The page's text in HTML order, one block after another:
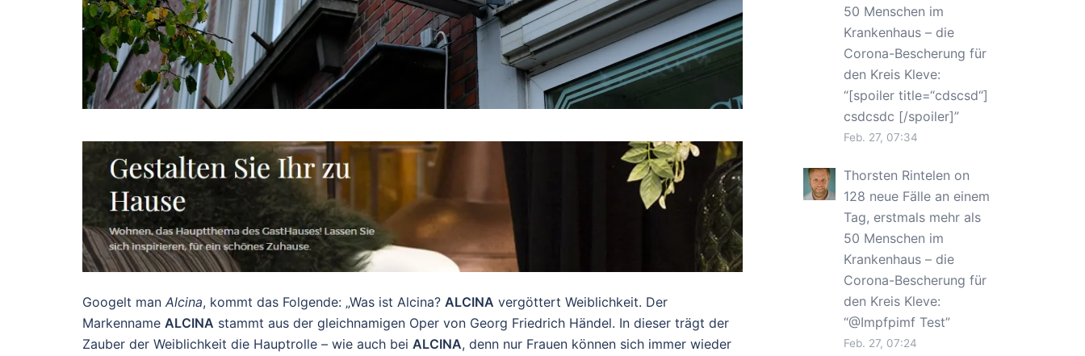
Googelt man Alcina, kommt das Folgende: „Was ist Alcina? ALCINA vergöttert Weiblichkeit. Der
Markenname ALCINA stammt aus der gleichnamigen Oper von Georg Friedrich Händel. In dieser trägt der
Zauber der Weiblichkeit die Hauptrolle – wie auch bei ALCINA, denn nur Frauen können sich immer wieder
50 Menschen im
Krankenhaus – die
Corona-Bescherung für
den Kreis Kleve:
“[spoiler title=“cdscsd“]
csdcsdc [/spoiler]”
Feb. 27, 07:34
Thorsten Rintelen on
128 neue Fälle an einem
Tag, erstmals mehr als
50 Menschen im
Krankenhaus – die
Corona-Bescherung für
den Kreis Kleve:
“@Impfpimf Test”
Feb. 27, 07:24